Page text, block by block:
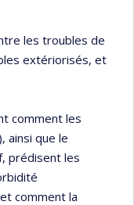
les troubles de
extériorisés, et
comment les
ainsi que le
prédisent les
comment la